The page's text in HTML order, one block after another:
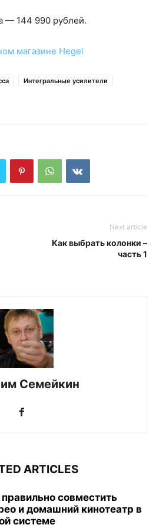
— 144 990 рублей.
магазине Hegel
Интегральные усилители
Next article
Как выбрать колонки –
часть 1
Семейкин
ARTICLES
совместить
и домашний кинотеатр в
системе